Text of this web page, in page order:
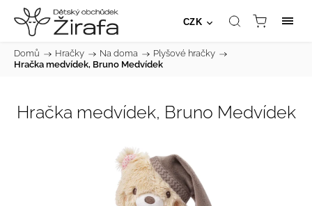
CZK
Domů / Hračky / Na doma / Plyšové hračky /
Hračka medvídek, Bruno Medvídek
Hračka medvídek, Bruno Medvídek